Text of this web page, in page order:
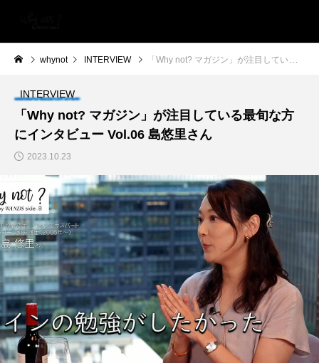
whynot INTERVIEW 「Why not? マガジン」が注目している最旬な方にインタビュー Vol.06 島悠里さん
INTERVIEW
「Why not? マガジン」が注目している最旬な方
にインタビュー Vol.06 島悠里さん
2023.10.23